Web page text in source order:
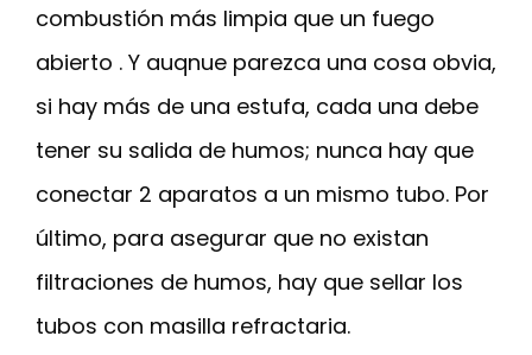
combustión más limpia que un fuego
abierto . Y auqnue parezca una cosa obvia,
si hay más de una estufa, cada una debe
tener su salida de humos; nunca hay que
conectar 2 aparatos a un mismo tubo. Por
último, para asegurar que no existan
filtraciones de humos, hay que sellar los
tubos con masilla refractaria.